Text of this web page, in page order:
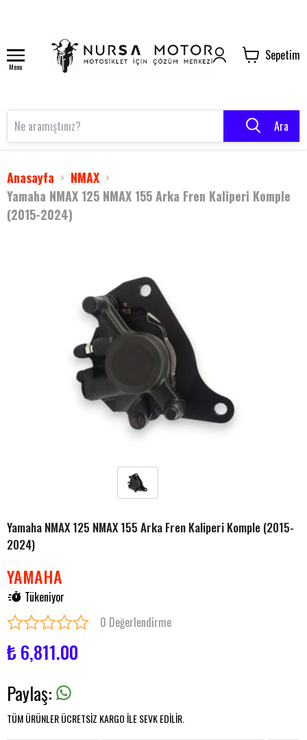
Menu
Sepetim
Ara
Anasayfa
NMAX
Yamaha NMAX 125 NMAX 155 Arka Fren Kaliperi Komple
(2015-2024)
Yamaha NMAX 125 NMAX 155 Arka Fren Kaliperi Komple (2015-
2024)
YAMAHA
Tükeniyor
0 Değerlendirme
₺ 6,811.00
Paylaş:
TÜM ÜRÜNLER ÜCRETSİZ KARGO İLE SEVK EDİLİR.